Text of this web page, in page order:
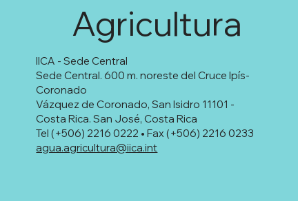
IICA - Sede Central
Sede Central. 600 m. noreste del Cruce Ipís-
Coronado
Vázquez de Coronado, San Isidro 11101 -
Costa Rica. San José, Costa Rica
Tel (+506) 2216 0222 • Fax (+506) 2216 0233
agua.agricultura@iica.int
Agricultura